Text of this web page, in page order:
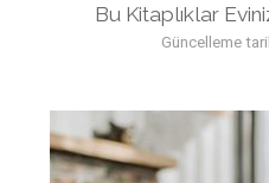
Bu Kitaplıklar
Güncelleme